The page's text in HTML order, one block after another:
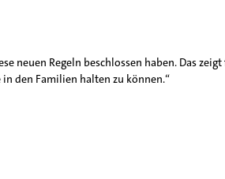
neuen Regeln beschlossen haben. Das
den Familien halten zu können.“